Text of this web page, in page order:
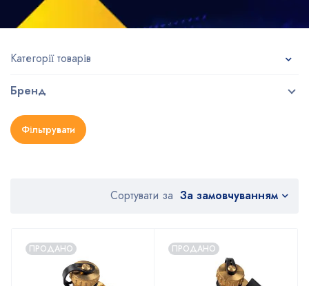
Категорії товарів
Бренд
Фільтрувати
Сортувати за За замовчуванням
ПРОДАНО ПРОДАНО